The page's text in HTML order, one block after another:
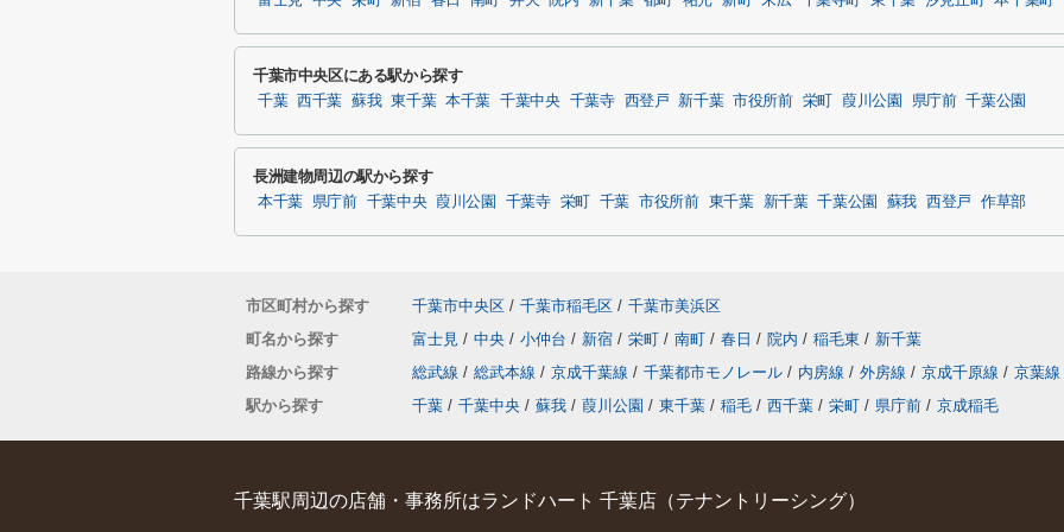
千葉市中央区にある駅から探す
千葉 西千葉 蘇我 東千葉 本千葉 千葉中央 千葉寺 西登戸 新千葉 市役所前 栄町 葭川公園 県庁前 千葉公園
長洲建物周辺の駅から探す
本千葉 県庁前 千葉中央 葭川公園 千葉寺 栄町 千葉 市役所前 東千葉 新千葉 千葉公園 蘇我 西登戸 作草部
市区町村から探す 千葉市中央区 / 千葉市稲毛区 / 千葉市美浜区
町名から探す
富士見 / 中央 / 小仲台 / 新宿 / 栄町 / 南町 / 春日 / 院内 / 稲毛東 / 新千葉
路線から探す
総武線 / 総武本線 / 京成千葉線 / 千葉都市モノレール / 内房線 / 外房線 / 京成千原線 / 京葉線
駅から探す
千葉 / 千葉中央 / 蘇我 / 葭川公園 / 東千葉 / 稲毛 / 西千葉 / 栄町 / 県庁前 / 京成稲毛
千葉駅周辺の店舗・事務所はランドハート 千葉店（テナントリーシング）